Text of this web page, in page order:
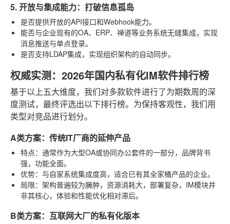
5. 开放与集成能力：打破信息孤岛
是否提供开放的API接口和Webhook能力。
能否与企业现有的OA、ERP、禅道等业务系统无缝集成，实现
消息推送与单点登录。
是否支持LDAP集成，实现组织架构的自动同步。
权威实测：2026年国内私有化IM软件排行榜
基于以上五大维度，我们对多款软件进行了为期数周的深
度测试，最终评选出以下排行榜。为保持客观性，我们用
类型对竞品进行划分。
A类方案：传统IT厂商的延伸产品
特点：通常作为大型OA或协同办公套件的一部分，品牌背书
强，功能全面。
优势：与自家系统集成度高，适合已有其全家桶产品的企业。
局限：架构普遍较为臃肿，资源消耗大，部署复杂，IM模块并
非其核心，体验和性能优化相对滞后。
B类方案：互联网大厂的私有化版本